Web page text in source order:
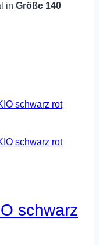
in Größe 140
schwarz